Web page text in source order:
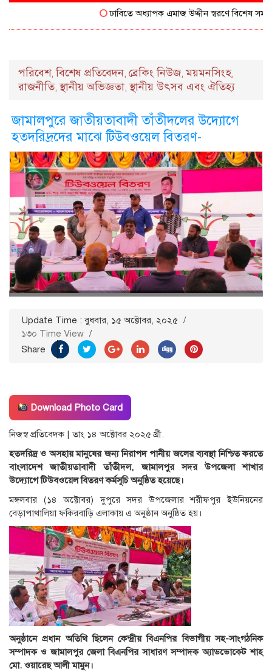
ঢাবিতে অধ্যাপক এমাজ উদ্দীন স্বরণে বিশেষ
পরিবেশ,বিশেষ প্রতিবেদন, ব্রেকিং নিউজ,ময়মনসিংহ,
রাজনীতি,স্থানীয় অভিজ্ঞতা,স্থানীয় উৎসব এবং ঐতিহ্য
জামালপুরে জাতীয়তাবাদী তাঁতীদলের উদ্যোগে
হতদরিদ্রদের মাঝে টিউবওয়েল বিতরণ-
Update Time : বুধবার, ১৫ অক্টোবর, ২০২৫ /
১৩০ Time View /
Share
Download Photo Card
নিজস্ব প্রতিবেদক | তাং ১৪ অক্টোবর ২০২৫ খ্রী.
হতদরিদ্র ও অসহায় মানুষের জন্য নিরাপদ পানীয় জলের ব্যবস্থা নিশ্চিত করতে
বাংলাদেশ জাতীয়তাবাদী তাঁতীদল, জামালপুর সদর উপজেলা শাখার
উদ্যোগে টিউবওয়েল বিতরণ কর্মসূচি অনুষ্ঠিত হয়েছে।
মঙ্গলবার (১৪ অক্টোবর) দুপুরে সদর উপজেলার শরীফপুর ইউনিয়নের
বেড়াপাথালিয়া ফকিরবাড়ি এলাকায় এ অনুষ্ঠান অনুষ্ঠিত হয়।
অনুষ্ঠানে প্রধান অতিথি ছিলেন কেন্দ্রীয় বিএনপির বিভাগীয় সহ-সাংগঠনিক
সম্পাদক ও জামালপুর জেলা বিএনপির সাধারণ সম্পাদক অ্যাডভোকেট শাহ
মো. ওয়ারেছ আলী মামুন।